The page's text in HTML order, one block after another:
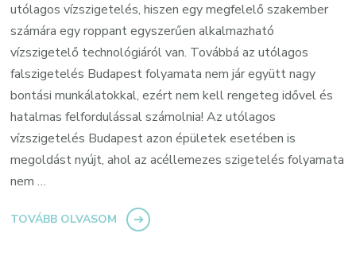
utólagos vízszigetelés, hiszen egy megfelelő szakember
számára egy roppant egyszerűen alkalmazható
vízszigetelő technológiáról van. Továbbá az utólagos
falszigetelés Budapest folyamata nem jár együtt nagy
bontási munkálatokkal, ezért nem kell rengeteg idővel és
hatalmas felfordulással számolnia! Az utólagos
vízszigetelés Budapest azon épületek esetében is
megoldást nyújt, ahol az acéllemezes szigetelés folyamata
nem …
TOVÁBB OLVASOM